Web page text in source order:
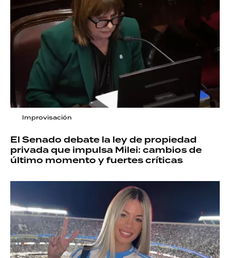
Improvisación
El Senado debate la ley de propiedad
privada que impulsa Milei: cambios de
último momento y fuertes críticas